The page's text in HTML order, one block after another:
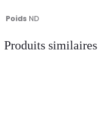
Poids ND
Produits similaires